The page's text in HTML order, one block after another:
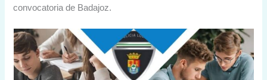
convocatoria de Badajoz.